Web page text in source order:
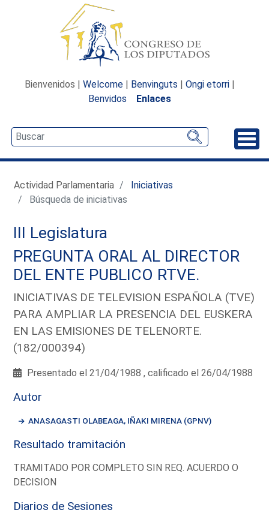
Bienvenidos | Welcome | Benvinguts | Ongi etorri |
Benvidos
Enlaces
Actividad Parlamentaria
Iniciativas
Búsqueda de iniciativas
III Legislatura
PREGUNTA ORAL AL DIRECTOR
DEL ENTE PUBLICO RTVE.
INICIATIVAS DE TELEVISION ESPAÑOLA (TVE)
PARA AMPLIAR LA PRESENCIA DEL EUSKERA
EN LAS EMISIONES DE TELENORTE.
(182/000394)
Presentado el 21/04/1988 , calificado el 26/04/1988
Autor
ANASAGASTI OLABEAGA, IÑAKI MIRENA (GPNV)
Resultado tramitación
TRAMITADO POR COMPLETO SIN REQ. ACUERDO O
DECISION
Diarios de Sesiones